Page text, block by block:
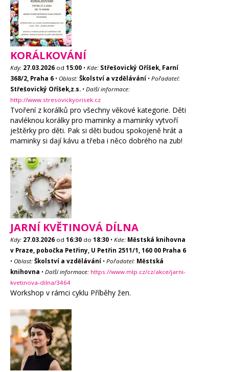
KORÁLKOVÁNÍ
Kdy: 27.03.2026 od 15:00 • Kde: Střešovický Oříšek, Farní
368/2, Praha 6 • Oblast: Školství a vzdělávání • Pořadatel:
Střešovický Oříšek,z.s. • Další informace:
http://www.stresovickyorisek.cz
Tvoření z korálků pro všechny věkové kategorie. Děti
navléknou korálky pro maminky a maminky vytvoří
ještěrky pro děti. Pak si děti budou spokojeně hrát a
maminky si dají kávu a třeba i něco dobrého na zub!
JARNÍ KVĚTINOVÁ DÍLNA
Kdy: 27.03.2026 od 16:30 do 18:30 • Kde: Městská knihovna
v Praze, pobočka Petřiny, U Petřin 2511/1, 160 00 Praha 6
• Oblast: Školství a vzdělávání • Pořadatel: Městská
knihovna • Další informace: https://www.mlp.cz/cz/akce/jarni-
kvetinova-dilna/3464
Workshop v rámci cyklu Příběhy žen.